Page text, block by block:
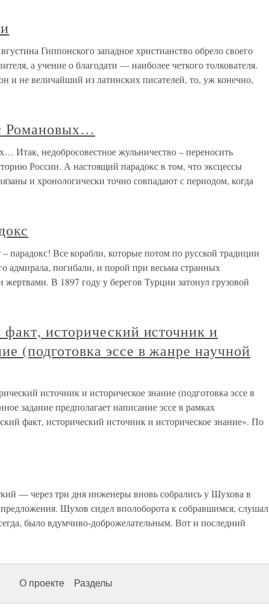
Гиппонского западное христианство обрело своего
а учение о благодати — наиболее четкого толкователя.
и не величайший из латинских писателей, то, уж конечно,
Романовых…
Итак, недобросовестное жульничество – переносить
России. А настоящий парадокс в том, что эксцессы
и хронологически точно совпадают с периодом, когда
парадокс! Все корабли, которые потом по русской традиции
адмирала, погибали, и порой при весьма странных
жертвами. В 1897 году у берегов Турции затонул грузовой
исторический источник и
(подготовка эссе в жанре научной
источник и историческое знание (подготовка эссе в
задание предполагает написание эссе в рамках
факт, исторический источник и историческое знание». По
— через три дня инженеры вновь собрались у Шухова в
Шухов сидел вполоборота к собравшимся, слушал
было вдумчиво-доброжелательным. Вот и последний
О проекте Разделы